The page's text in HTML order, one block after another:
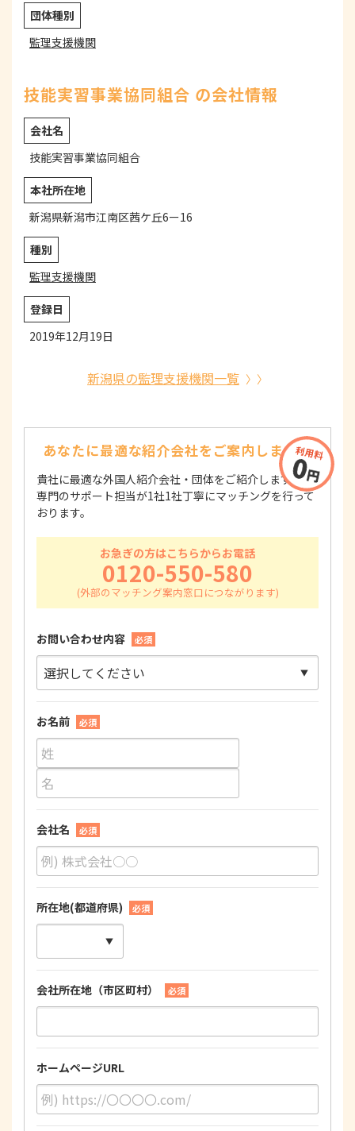
団体種別
監理支援機関
技能実習事業協同組合 の会社情報
会社名
技能実習事業協同組合
本社所在地
新潟県新潟市江南区茜ケ丘6ー16
種別
監理支援機関
登録日
2019年12月19日
新潟県の監理支援機関一覧
あなたに最適な紹介会社をご案内します！
貴社に最適な外国人紹介会社・団体をご紹介します！
専門のサポート担当が1社1社丁寧にマッチングを行って
おります。
お急ぎの方はこちらからお電話
0120-550-580
お問い合わせ内容 必須
お名前 必須
会社名 必須
所在地(都道府県) 必須
会社所在地（市区町村） 必須
ホームページURL